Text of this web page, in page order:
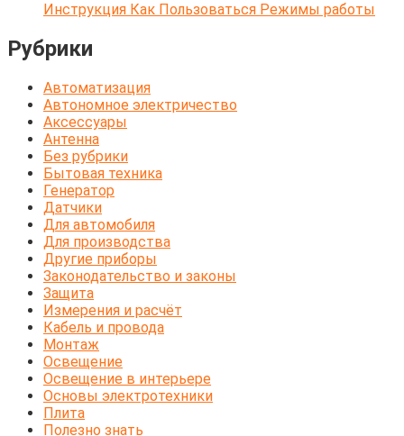
Инструкция Как Пользоваться Режимы работы
Рубрики
Автоматизация
Автономное электричество
Аксессуары
Антенна
Без рубрики
Бытовая техника
Генератор
Датчики
Для автомобиля
Для производства
Другие приборы
Законодательство и законы
Защита
Измерения и расчёт
Кабель и провода
Монтаж
Освещение
Освещение в интерьере
Основы электротехники
Плита
Полезно знать